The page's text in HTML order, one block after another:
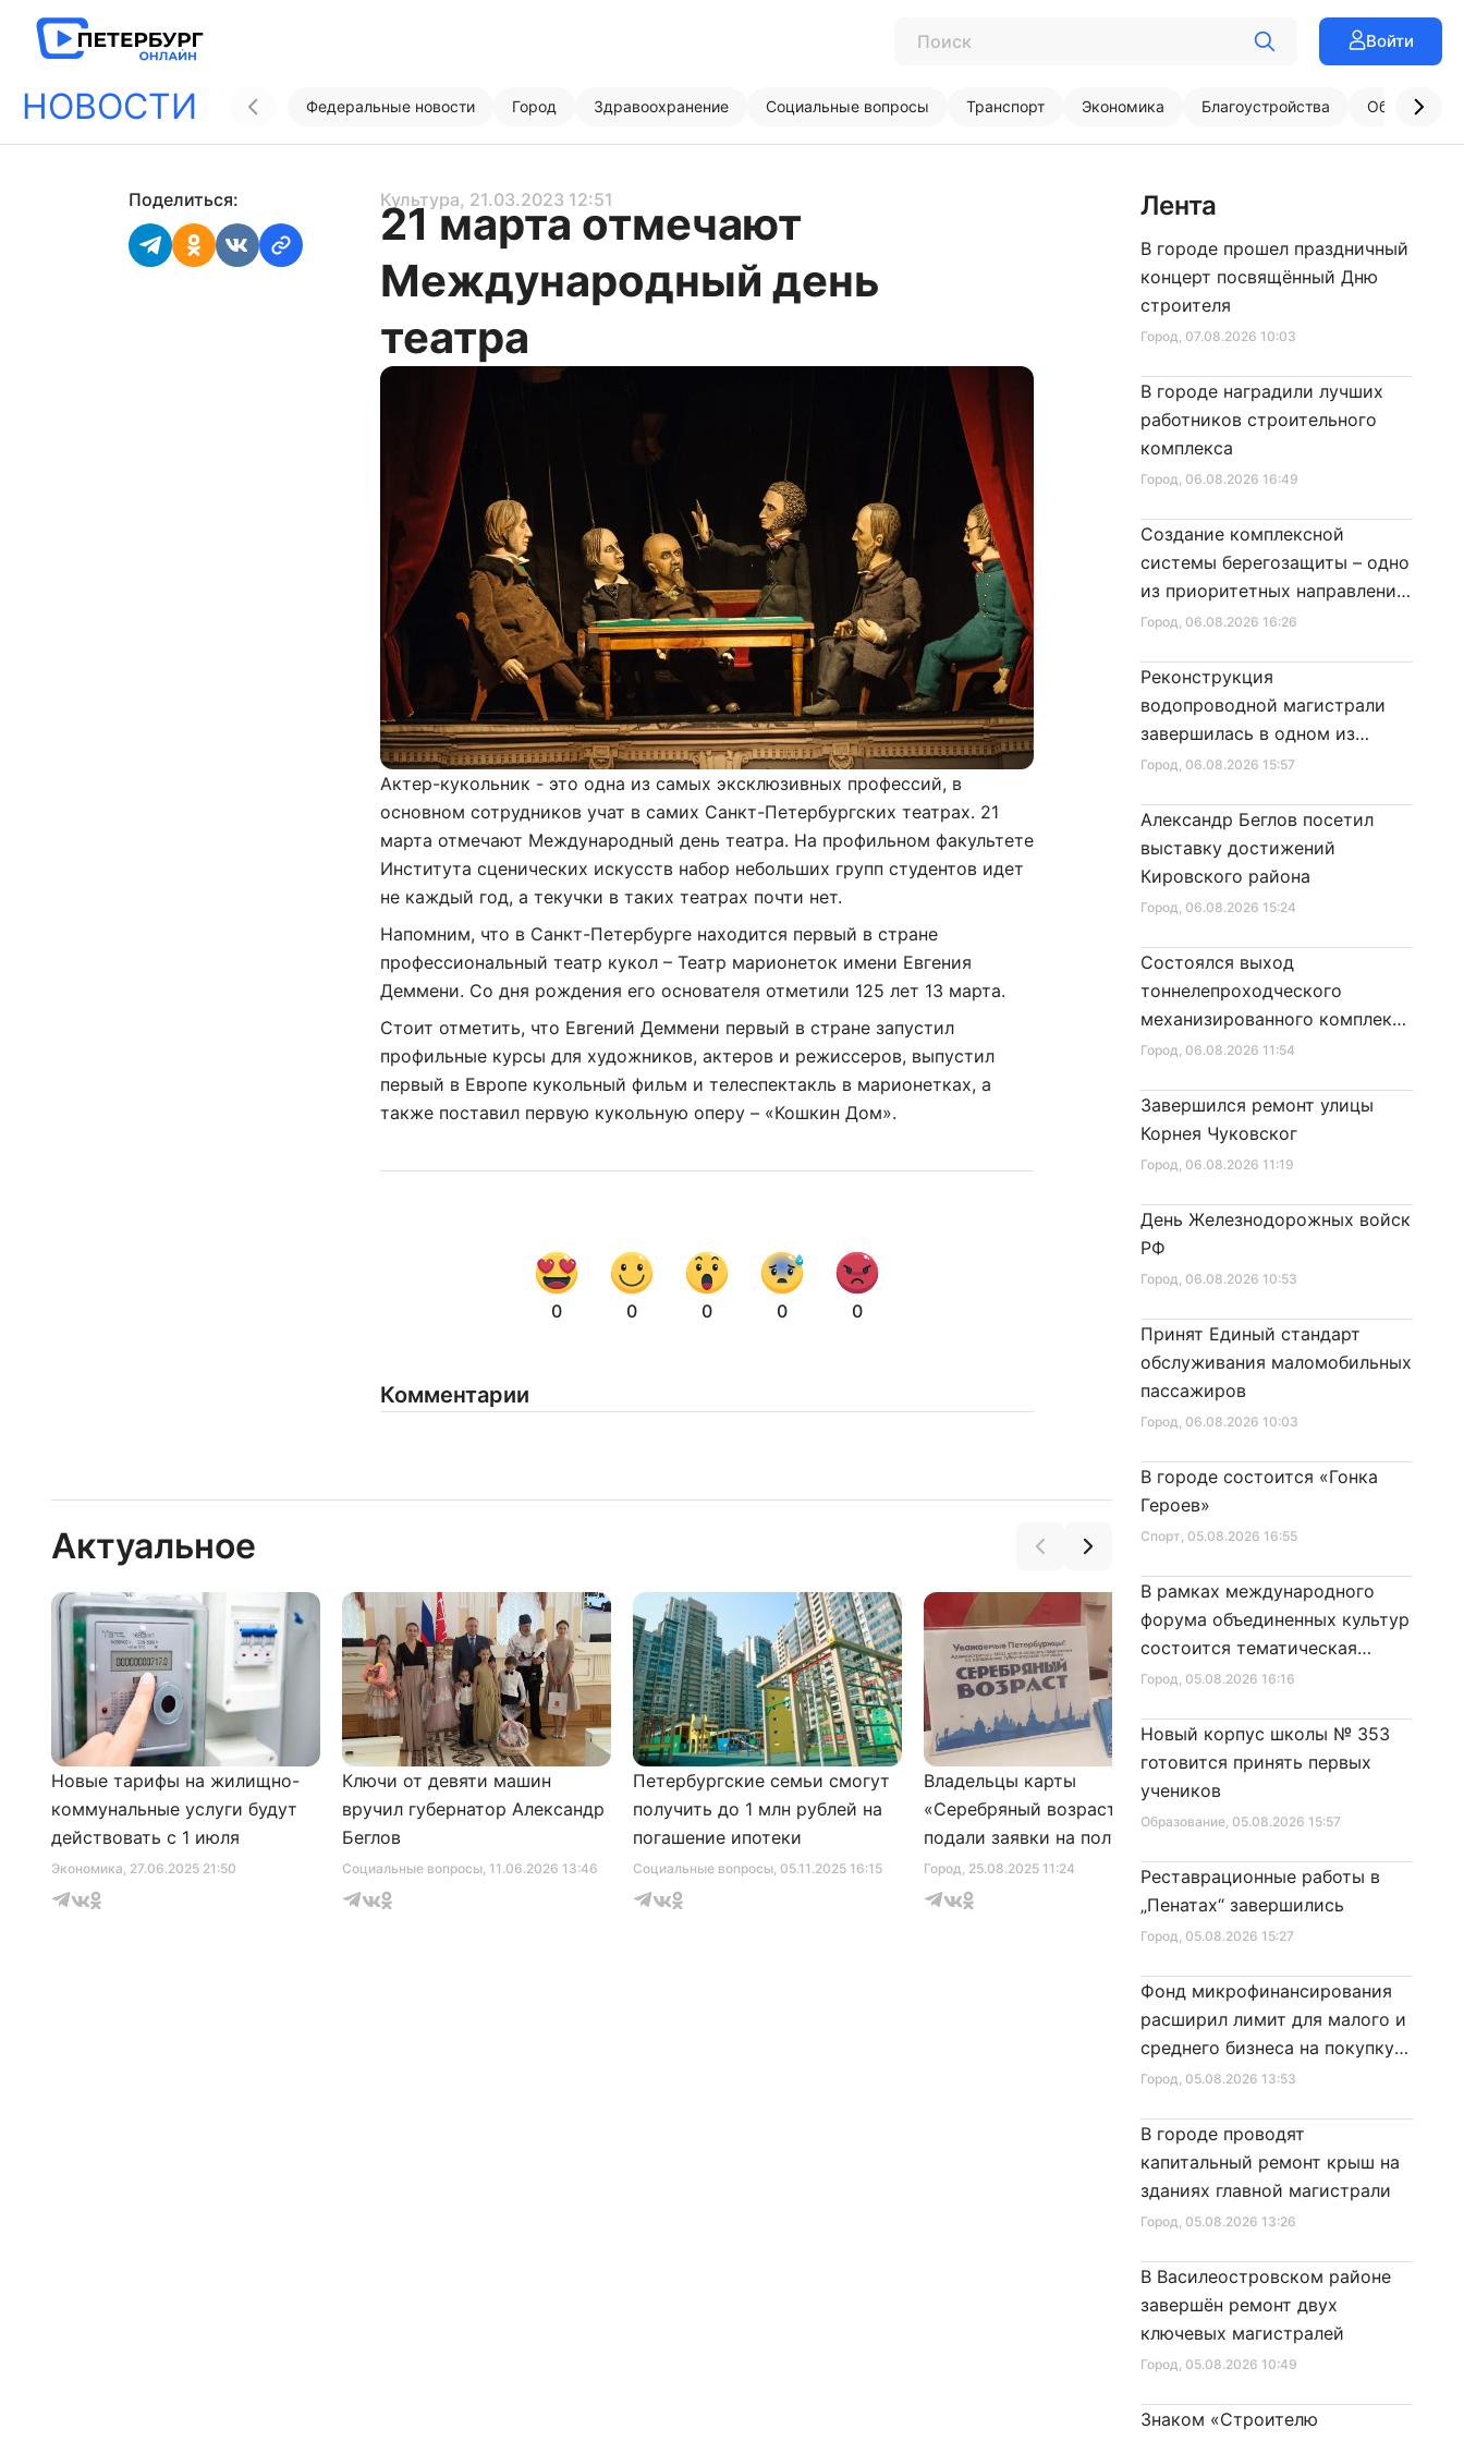
Войти
НОВОСТИ Федеральные новости Город Здравоохранение Социальные вопросы Транспорт Экономика Благоустройства
Поделиться: Культура, 21.03.2023 12:51
21 марта отмечают
Международный день
театра
Актер-кукольник - это одна из самых эксклюзивных профессий, в
основном сотрудников учат в самих Санкт-Петербургских театрах. 21
марта отмечают Международный день театра. На профильном факультете
Института сценических искусств набор небольших групп студентов идет
не каждый год, а текучки в таких театрах почти нет.
Напомним, что в Санкт-Петербурге находится первый в стране
профессиональный театр кукол – Театр марионеток имени Евгения
Деммени. Со дня рождения его основателя отметили 125 лет 13 марта.
Стоит отметить, что Евгений Деммени первый в стране запустил
профильные курсы для художников, актеров и режиссеров, выпустил
первый в Европе кукольный фильм и телеспектакль в марионетках, а
также поставил первую кукольную оперу – «Кошкин Дом».
0 0 0 0 0
Комментарии
Актуальное
Экономика, 27.06.2025 21:50
Новые тарифы на жилищно-
коммунальные услуги будут
действовать с 1 июля
Социальные вопросы, 11.06.2026 13:46
Ключи от девяти машин
вручил губернатор Александр
Беглов
Социальные вопросы, 05.11.2025 16:15
Петербургские семьи смогут
получить до 1 млн рублей на
погашение ипотеки
Город, 25.08.2025 11:24
Владельцы карты
«Серебряный возраст»
подали заявки на получение
сертификата для посещения
музеев
, 10.01.2026 16:46
«Социальный кодекс
Санкт‑Петербурга»
Лента
Город, 07.08.2026 10:03
В городе прошел праздничный
концерт посвящённый Дню
строителя
Город, 06.08.2026 16:49
В городе наградили лучших
работников строительного
комплекса
Город, 06.08.2026 16:26
Создание комплексной
системы берегозащиты – одно
из приоритетных направлений
развития Петербурга
Город, 06.08.2026 15:57
Реконструкция
водопроводной магистрали
завершилась в одном из
районов города
Город, 06.08.2026 15:24
Александр Беглов посетил
выставку достижений
Кировского района
Город, 06.08.2026 11:54
Состоялся выход
тоннелепроходческого
механизированного комплекса
«Надежда» на поверхность
Город, 06.08.2026 11:19
Завершился ремонт улицы
Корнея Чуковског
Город, 06.08.2026 10:53
День Железнодорожных войск
РФ
Город, 06.08.2026 10:03
Принят Единый стандарт
обслуживания маломобильных
пассажиров
Спорт, 05.08.2026 16:55
В городе состоится «Гонка
Героев»
Город, 05.08.2026 16:16
В рамках международного
форума объединенных культур
состоится тематическая
секция
Образование, 05.08.2026 15:57
Новый корпус школы № 353
готовится принять первых
учеников
Город, 05.08.2026 15:27
Реставрационные работы в
„Пенатах“ завершились
Город, 05.08.2026 13:53
Фонд микрофинансирования
расширил лимит для малого и
среднего бизнеса на покупку
специальной техники
Город, 05.08.2026 13:26
В городе проводят
капитальный ремонт крыш на
зданиях главной магистрали
Город, 05.08.2026 10:49
В Василеостровском районе
завершён ремонт двух
ключевых магистралей
Знаком «Строителю
соглашаетесь сполитикой конфиденциальности